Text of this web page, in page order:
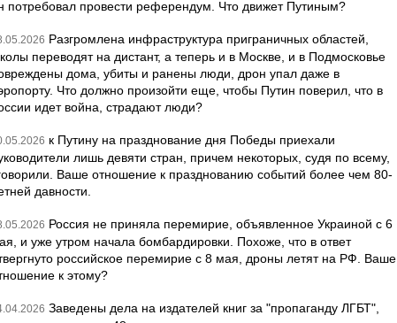
потребовал провести референдум. Что движет Путиным?
Разгромлена инфраструктура приграничных областей,
переводят на дистант, а теперь и в Москве, и в Подмосковье
дома, убиты и ранены люди, дрон упал даже в
Что должно произойти еще, чтобы Путин поверил, что в
идет война, страдают люди?
к Путину на празднование дня Победы приехали
лишь девяти стран, причем некоторых, судя по всему,
Ваше отношение к празднованию событий более чем 80-
давности.
Россия не приняла перемирие, объявленное Украиной с 6
и уже утром начала бомбардировки. Похоже, что в ответ
российское перемирие с 8 мая, дроны летят на РФ. Ваше
к этому?
Заведены дела на издателей книг за "пропаганду ЛГБТ",